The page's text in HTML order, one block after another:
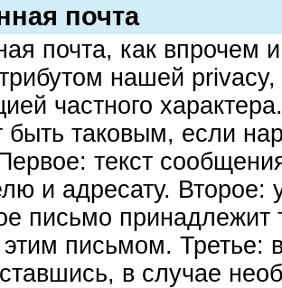
почта
почта, как впрочем
нашей
частного
быть таковым, если
текст
и адресату. Второе:
письмо принадлежит
этим письмом. Третье:
в случае